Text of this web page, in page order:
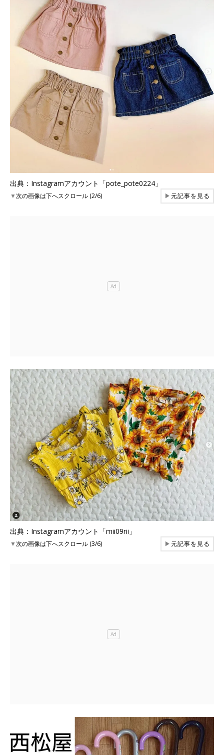
出典：Instagramアカウント「pote_pote0224」
▼次の画像は下へスクロール (2/6) ▶元記事を見る
出典：Instagramアカウント「mii09rii」
▼次の画像は下へスクロール (3/6) ▶元記事を見る